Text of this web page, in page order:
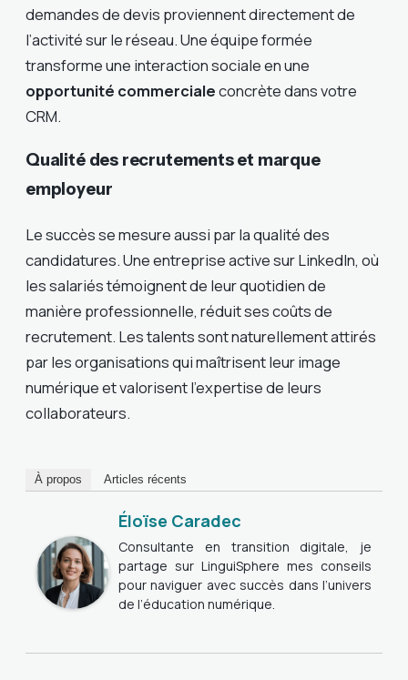
demandes de devis proviennent directement de
l’activité sur le réseau. Une équipe formée
transforme une interaction sociale en une
opportunité commercialeconcrète dans votre
CRM.
Qualité des recrutements et marque
employeur
Le succès se mesure aussi par la qualité des
candidatures. Une entreprise active sur LinkedIn, où
les salariés témoignent de leur quotidien de
manière professionnelle, réduit ses coûts de
recrutement. Les talents sont naturellement attirés
par les organisations qui maîtrisent leur image
numérique et valorisent l’expertise de leurs
collaborateurs.
À propos Articles récents
Éloïse Caradec
Consultante en transition digitale, je
partage sur LinguiSphere mes conseils
pour naviguer avec succès dans l’univers
de l’éducation numérique.